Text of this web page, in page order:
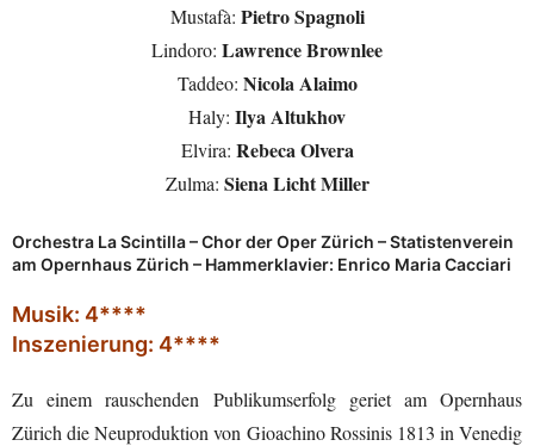
Mustafà: Pietro Spagnoli
Lindoro: Lawrence Brownlee
Taddeo: Nicola Alaimo
Haly: Ilya Altukhov
Elvira: Rebeca Olvera
Zulma: Siena Licht Miller
Orchestra La Scintilla –Chor der Oper Zürich –Statistenverein
am Opernhaus Zürich – Hammerklavier: Enrico Maria Cacciari
Musik: 4****
Inszenierung: 4****
Zu einem rauschenden Publikumserfolg geriet am Opernhaus
Zürich die Neuproduktion von Gioachino Rossinis 1813 in Venedig